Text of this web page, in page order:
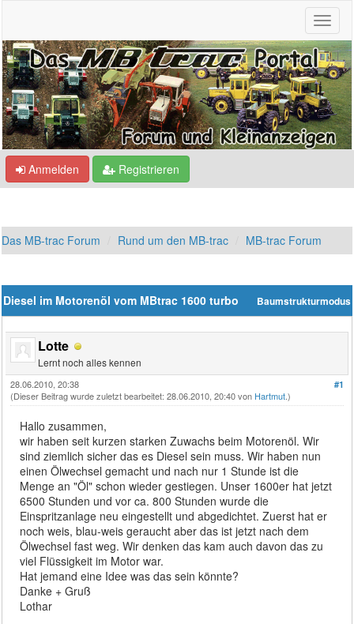
Anmelden Registrieren
Das MB-trac Forum Rund um den MB-trac MB-trac Forum
Baumstrukturmodus
Diesel im Motorenöl vom MBtrac 1600 turbo
Lotte
Lernt noch alles kennen
#1
28.06.2010, 20:38
(Dieser Beitrag wurde zuletzt bearbeitet: 28.06.2010, 20:40 von Hartmut.)
Hallo zusammen,
wir haben seit kurzen starken Zuwachs beim Motorenöl. Wir
sind ziemlich sicher das es Diesel sein muss. Wir haben nun
einen Ölwechsel gemacht und nach nur 1 Stunde ist die
Menge an "Öl" schon wieder gestiegen. Unser 1600er hat jetzt
6500 Stunden und vor ca. 800 Stunden wurde die
Einspritzanlage neu eingestellt und abgedichtet. Zuerst hat er
noch weis, blau-weis geraucht aber das ist jetzt nach dem
Ölwechsel fast weg. Wir denken das kam auch davon das zu
viel Flüssigkeit im Motor war.
Hat jemand eine Idee was das sein könnte?
Danke + Gruß
Lothar